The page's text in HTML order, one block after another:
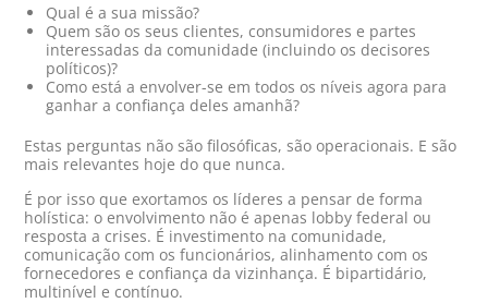
Qual é a sua missão?
Quem são os seus clientes, consumidores e partes
interessadas da comunidade (incluindo os decisores
políticos)?
Como está a envolver-se em todos os níveis agora para
ganhar a confiança deles amanhã?
Estas perguntas não são filosóficas, são operacionais. E são
mais relevantes hoje do que nunca.
É por isso que exortamos os líderes a pensar de forma
holística: o envolvimento não é apenas lobby federal ou
resposta a crises. É investimento na comunidade,
comunicação com os funcionários, alinhamento com os
fornecedores e confiança da vizinhança. É bipartidário,
multinível e contínuo.